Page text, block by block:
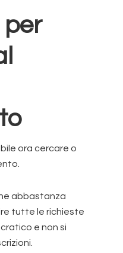
per
ora cercare o
abbastanza
tutte le richieste
e non si